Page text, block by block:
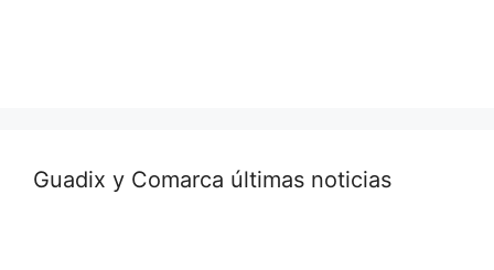
Guadix y Comarca últimas noticias